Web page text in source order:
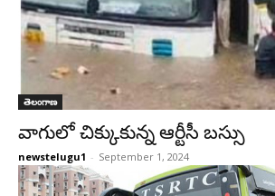
తెలంగాణ
వాగులో చిక్కుకున్న ఆర్టీసీ బస్సు
newstelugu1 - September 1, 2024